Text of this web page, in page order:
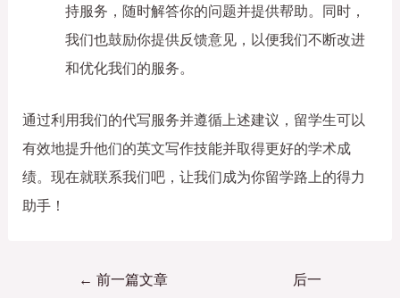
持服务，随时解答你的问题并提供帮助。同时，
我们也鼓励你提供反馈意见，以便我们不断改进
和优化我们的服务。
通过利用我们的代写服务并遵循上述建议，留学生可以
有效地提升他们的英文写作技能并取得更好的学术成
绩。现在就联系我们吧，让我们成为你留学路上的得力
助手！
← 前一篇文章
后一